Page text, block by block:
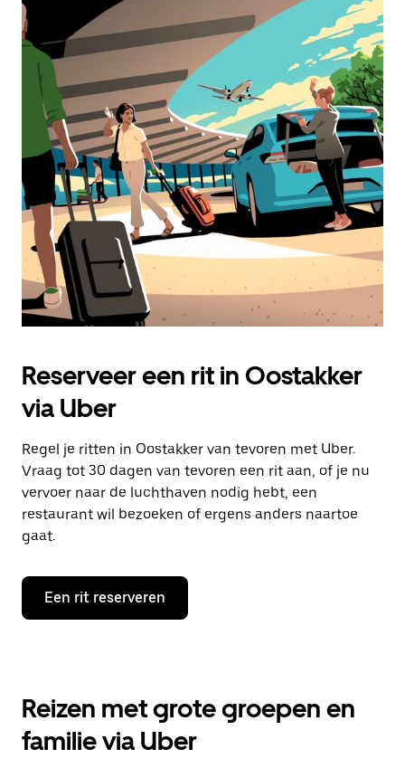
te
openen
en
een
datum
selecteren.
Druk
Escape
de
agenda
te
sluiten.
Reserveer een rit in Oostakker
via Uber
Regel je ritten in Oostakker van tevoren met Uber.
Vraag tot 30 dagen van tevoren een rit aan, of je nu
vervoer naar de luchthaven nodig hebt, een
restaurant wil bezoeken of ergens anders naartoe
gaat.
Een rit reserveren
Reizen met grote groepen en
familie via Uber